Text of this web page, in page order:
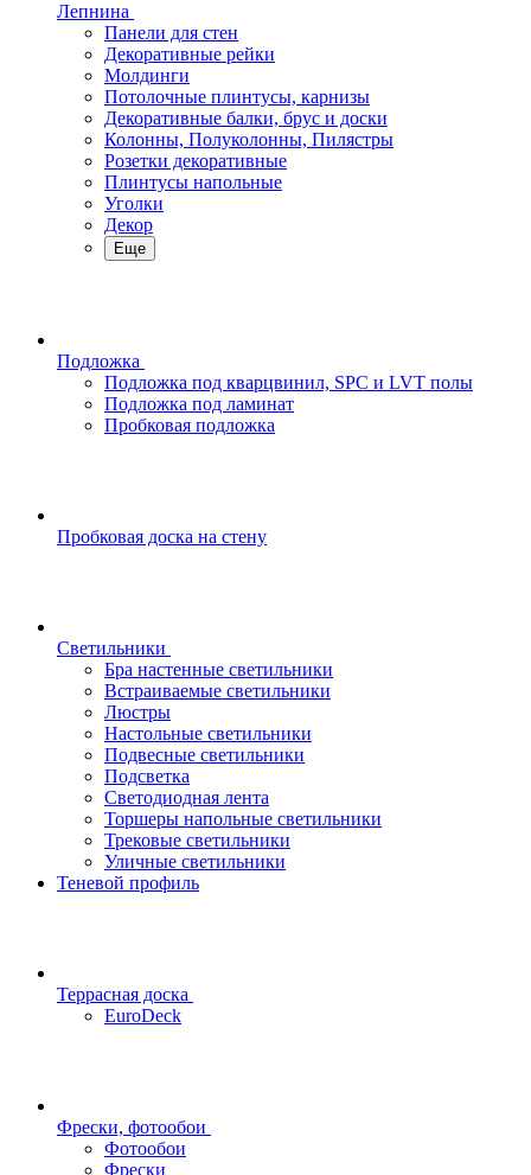
Лепнина
Панели для стен
Декоративные рейки
Молдинги
Потолочные плинтусы, карнизы
Декоративные балки, брус и доски
Колонны, Полуколонны, Пилястры
Розетки декоративные
Плинтусы напольные
Уголки
Декор
Еще
Подложка
Подложка под кварцвинил, SPC и LVT полы
Подложка под ламинат
Пробковая подложка
Пробковая доска на стену
Светильники
Бра настенные светильники
Встраиваемые светильники
Люстры
Настольные светильники
Подвесные светильники
Подсветка
Светодиодная лента
Торшеры напольные светильники
Трековые светильники
Уличные светильники
Теневой профиль
Террасная доска
EuroDeck
Фрески, фотообои
Фотообои
Фрески